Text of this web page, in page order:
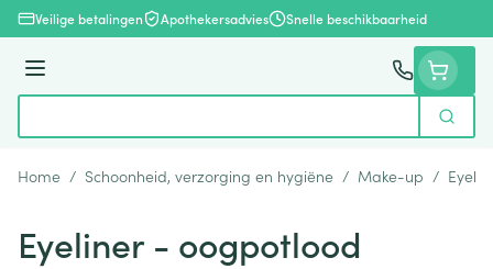
Ga naar de inhoud
Veilige betalingen Apothekersadvies Snelle beschikbaarheid
Menu
Zoek
Home / Schoonheid, verzorging en hygiëne / Make-up /
Eyeliner - oogpotlood